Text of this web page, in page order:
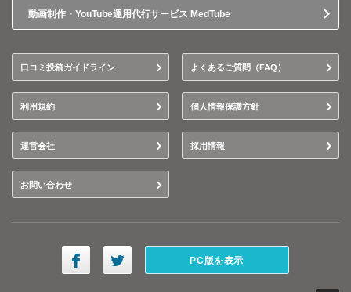
動画制作・YouTube運用代行サービス MedTube
口コミ投稿ガイドライン よくあるご質問（FAQ）
利用規約 個人情報保護方針
運営会社 採用情報
お問い合わせ
PC版を表示